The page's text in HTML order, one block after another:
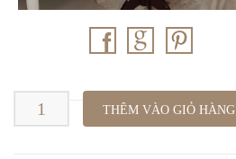
D5.978 THÊM VÀO GIỎ HÀNG